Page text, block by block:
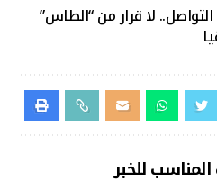
لا قرار من “الطاس”
للخبر